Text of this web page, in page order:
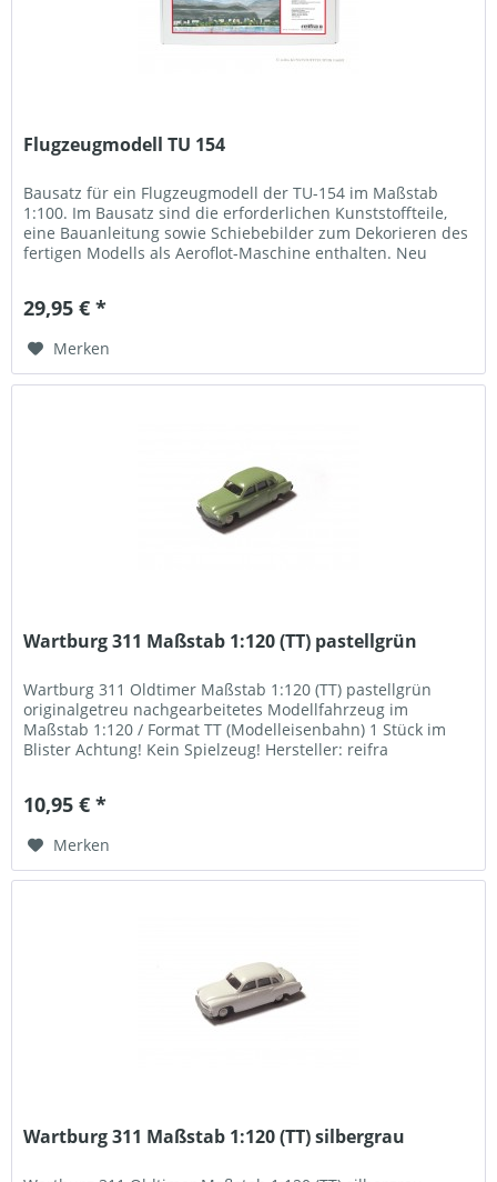
Flugzeugmodell TU 154
Bausatz für ein Flugzeugmodell der TU-154 im Maßstab
1:100. Im Bausatz sind die erforderlichen Kunststoffteile,
eine Bauanleitung sowie Schiebebilder zum Dekorieren des
fertigen Modells als Aeroflot-Maschine enthalten. Neu
29,95 € *
Merken
Wartburg 311 Maßstab 1:120 (TT) pastellgrün
Wartburg 311 Oldtimer Maßstab 1:120 (TT) pastellgrün
originalgetreu nachgearbeitetes Modellfahrzeug im
Maßstab 1:120 / Format TT (Modelleisenbahn) 1 Stück im
Blister Achtung! Kein Spielzeug! Hersteller: reifra
10,95 € *
Merken
Wartburg 311 Maßstab 1:120 (TT) silbergrau